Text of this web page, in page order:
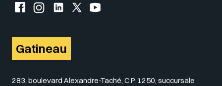
Facebook de l'UQO
Instagram de l'UQO
LinkedIn de l'UQO
X (Twitter) de l'UQO
YouTube de l'UQO
Gatineau
283, boulevard Alexandre-Taché, C.P. 1250, succursale